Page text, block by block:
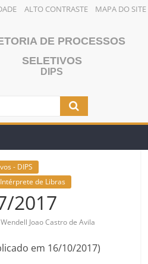
ALTO CONTRASTE MAPA DO SITE
DE PROCESSOS
SELETIVOS
DIPS
- DIPS
de Libras
2017
Wendell Joao Castro de Avila
em 16/10/2017)